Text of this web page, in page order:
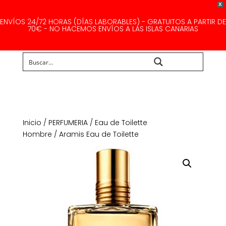
X
ENVÍOS 24/72 HORAS (DÍAS LABORABLES) - GRATUITOS A PARTIR DE
70€ - NO HACEMOS ENVÍOS A LAS ISLAS CANARIAS
Inicio / PERFUMERIA/ Eau de Toilette
Hombre / Aramis Eau de Toilette